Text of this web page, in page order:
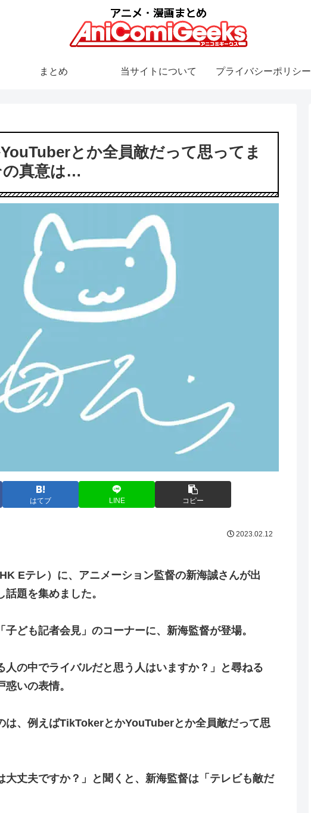
まとめ 当サイトについて プライバシーポリシー
とか全員敵だって思ってま
の真意は…
はてブ LINE コピー
2023.02.12
Eテレ）に、アニメーション監督の新海誠さんが出
題を集めました。
ども記者会見」のコーナーに、新海監督が登場。
の中でライバルだと思う人はいますか？」と尋ねる
いの表情。
は、例えばTikTokerとかYouTuberとか全員敵だって思
丈夫ですか？」と聞くと、新海監督は「テレビも敵だ